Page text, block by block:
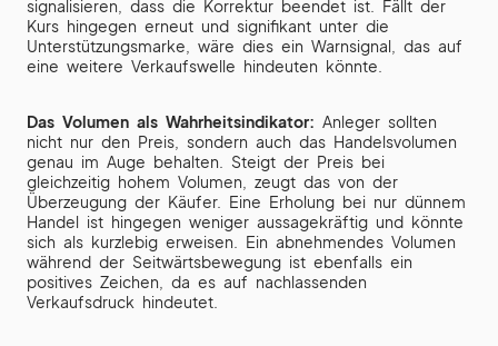
signalisieren, dass die Korrektur beendet ist. Fällt der
Kurs hingegen erneut und signifikant unter die
Unterstützungsmarke, wäre dies ein Warnsignal, das auf
eine weitere Verkaufswelle hindeuten könnte.
Das Volumen als Wahrheitsindikator: Anleger sollten
nicht nur den Preis, sondern auch das Handelsvolumen
genau im Auge behalten. Steigt der Preis bei
gleichzeitig hohem Volumen, zeugt das von der
Überzeugung der Käufer. Eine Erholung bei nur dünnem
Handel ist hingegen weniger aussagekräftig und könnte
sich als kurzlebig erweisen. Ein abnehmendes Volumen
während der Seitwärtsbewegung ist ebenfalls ein
positives Zeichen, da es auf nachlassenden
Verkaufsdruck hindeutet.